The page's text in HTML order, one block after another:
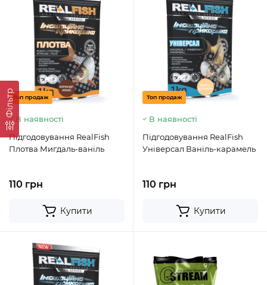
ФільтрТоп продаж
В наявності
Підгодовування RealFish
Плотва Мигдаль-ваніль
110 грн
Купити
Топ продаж
В наявності
Підгодовування RealFish
Універсал Ваніль-карамель
110 грн
Купити